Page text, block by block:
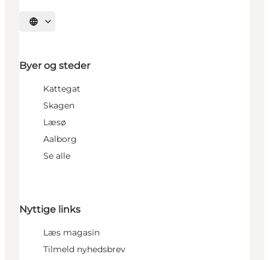
Vælg sprog
Byer og steder
Kattegat
Skagen
Læsø
Aalborg
Se alle
Nyttige links
Læs magasin
Tilmeld nyhedsbrev